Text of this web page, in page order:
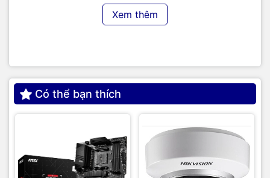
Xem thêm
Có thể bạn thích